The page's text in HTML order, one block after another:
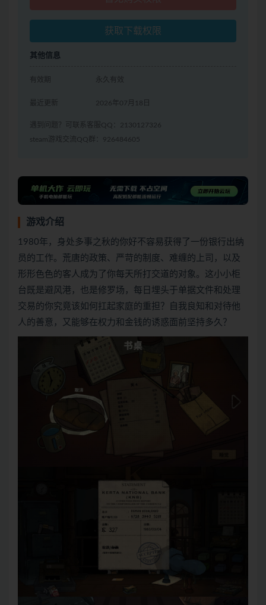
获取下载权限
其他信息
有效期 永久有效
最近更新 2026年07月18日
遇到问题？可联系客服QQ：2130127326
steam游戏交流QQ群：926484605
游戏介绍
1980年，身处多事之秋的你好不容易获得了一份银行出纳
员的工作。荒唐的政策、严苛的制度、难缠的上司，以及
形形色色的客人成为了你每天所打交道的对象。这小小柜
台既是避风港，也是修罗场，每日埋头于单据文件和处理
交易的你究竟该如何扛起家庭的重担？自我良知和对待他
人的善意，又能够在权力和金钱的诱惑面前坚持多久？